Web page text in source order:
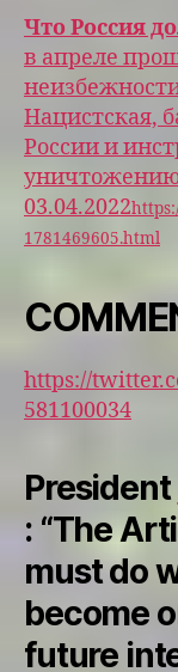
Что Россия
в апреле
Нацистская,
России и
03.04.2022
1781469605.html
https://
581100034
President
: “The
must do
become
future